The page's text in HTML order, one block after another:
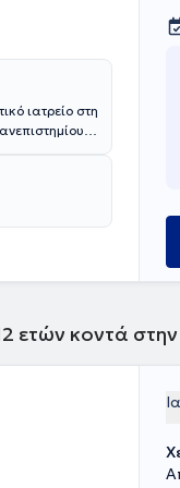
ιατρείο στη
από την
στη
και στη
και
ετών κοντά